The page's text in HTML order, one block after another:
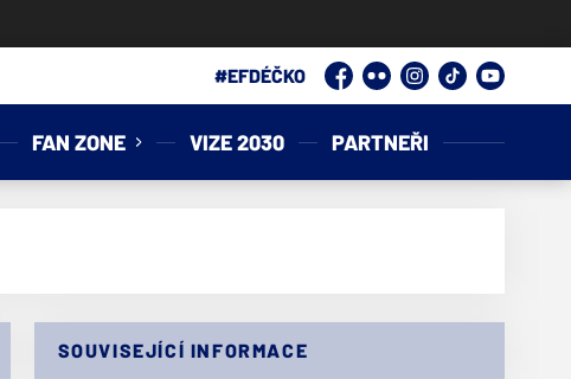
Facebook
FlickrInstagram
TikTokYouTube
FAN ZONE VIZE 2030 PARTNEŘI
SOUVISEJÍCÍ INFORMACE